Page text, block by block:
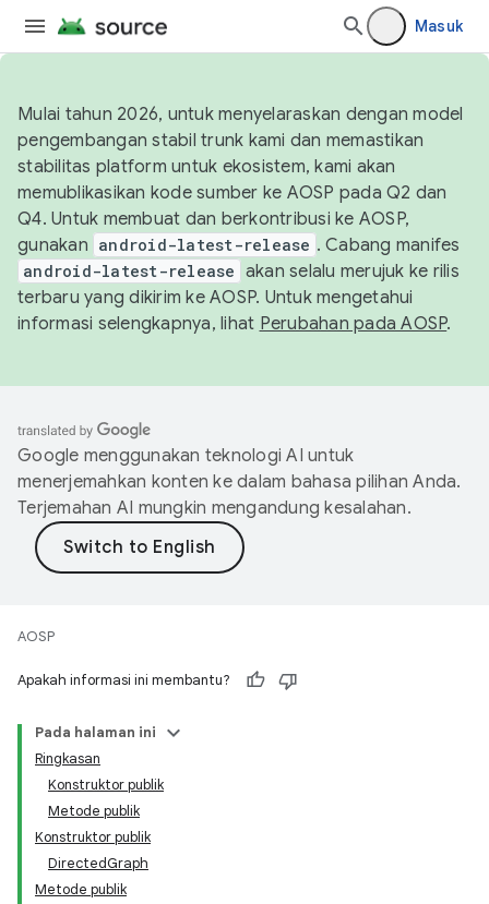
Masuk
Mulai tahun 2026, untuk menyelaraskan dengan model
pengembangan stabil trunk kami dan memastikan
stabilitas platform untuk ekosistem, kami akan
memublikasikan kode sumber ke AOSP pada Q2 dan
Q4. Untuk membuat dan berkontribusi ke AOSP,
gunakan android-latest-release . Cabang manifes
android-latest-release akan selalu merujuk ke rilis
terbaru yang dikirim ke AOSP. Untuk mengetahui
informasi selengkapnya, lihat Perubahan pada AOSP.
Google menggunakan teknologi AI untuk
menerjemahkan konten ke dalam bahasa pilihan Anda.
Terjemahan AI mungkin mengandung kesalahan.
AOSP
Apakah informasi ini membantu?
Pada halaman ini
Ringkasan
Konstruktor publik
Metode publik
Konstruktor publik
DirectedGraph
Metode publik